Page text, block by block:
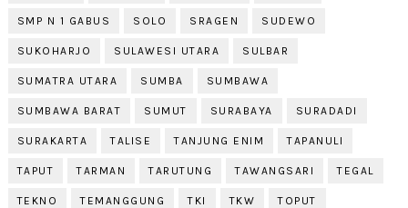
SMP N 1 GABUS SOLO SRAGEN SUDEWO
SUKOHARJO SULAWESI UTARA SULBAR
SUMATRA UTARA SUMBA SUMBAWA
SUMBAWA BARAT SUMUT SURABAYA SURADADI
SURAKARTA TALISE TANJUNG ENIM TAPANULI
TAPUT TARMAN TARUTUNG TAWANGSARI TEGAL
TEKNO TEMANGGUNG TKI TKW TOPUT